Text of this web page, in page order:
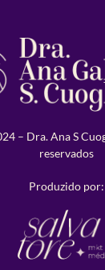
– Dra. Ana S
reservados
Produzido por: